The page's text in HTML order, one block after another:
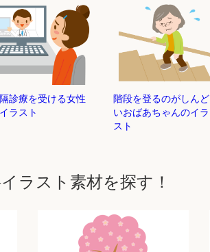
診療を受ける女性
ラスト
階段を登るのがしんど
いおばあちゃんのイラ
スト
ラスト素材を探す！